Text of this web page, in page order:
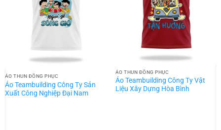
ÁO THUN ĐỒNG PHỤC
Áo Teambuilding Công Ty Sản
Xuất Công Nghiệp Đại Nam
ÁO THUN ĐỒNG PHỤC
Áo Teambuilding Công Ty Vật
Liệu Xây Dựng Hòa Bình